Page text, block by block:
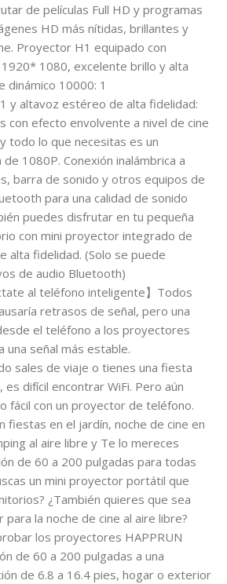
de películas Full HD y programas
HD más nítidas, brillantes y
Proyector H1 equipado con
1080, excelente brillo y alta
dinámico 10000: 1
y altavoz estéreo de alta fidelidad:
con efecto envolvente a nivel de cine
todo lo que necesitas es un
1080P. Conexión inalámbrica a
barra de sonido y otros equipos de
para una calidad de sonido
puedes disfrutar en tu pequeña
con mini proyector integrado de
alta fidelidad. (Solo se puede
de audio Bluetooth)
al teléfono inteligente】Todos
retrasos de señal, pero una
el teléfono a los proyectores
una señal más estable.
sales de viaje o tienes una fiesta
difícil encontrar WiFi. Pero aún
fácil con un proyector de teléfono.
fiestas en el jardín, noche de cine en
al aire libre y Te lo mereces
de 60 a 200 pulgadas para todas
un mini proyector portátil que
¿También quieres que sea
la noche de cine al aire libre?
los proyectores HAPPRUN
de 60 a 200 pulgadas a una
de 6.8 a 16.4 pies, hogar o exterior